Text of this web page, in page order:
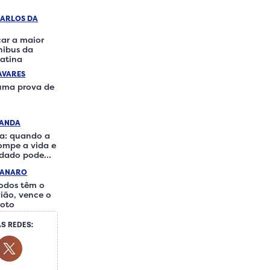
DA
a maior
da
prova de
quando a
a vida e
pode
têm o
vence o
REDES:
Media
Social Media
Social Media
Twitter Social Media